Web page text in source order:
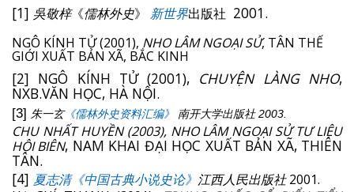
[1] 吳敬梓《儒林外史》 新世界出版社 2001.
NGÔ KÍNH TỬ (2001), NHO LÂM NGOẠI SỬ, TÂN THẾ
GIỚI XUẤT BẢN XÃ, BẮC KINH
[2] NGÔ KÍNH TỬ (2001), CHUYỆN LÀNG NHO,
NXB.VĂN HỌC, HÀ NỘI.
[3] 朱一玄《儒林外史资料汇编》 南开大学出版社2003.
CHU NHẤT HUYỀN (2003), NHO LÂM NGOẠI SỬ TƯ LIỆU
HỘI BIÊN, NAM KHAI ĐẠI HỌC XUẤT BẢN XÃ, THIÊN
TÂN.
[4] 夏志清《中国古典小说史论》 江西人民出版社2001.